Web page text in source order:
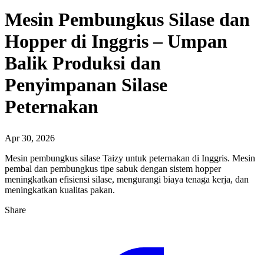
Mesin Pembungkus Silase dan
Hopper di Inggris – Umpan
Balik Produksi dan
Penyimpanan Silase
Peternakan
Apr 30, 2026
Mesin pembungkus silase Taizy untuk peternakan di Inggris. Mesin
pembal dan pembungkus tipe sabuk dengan sistem hopper
meningkatkan efisiensi silase, mengurangi biaya tenaga kerja, dan
meningkatkan kualitas pakan.
Share